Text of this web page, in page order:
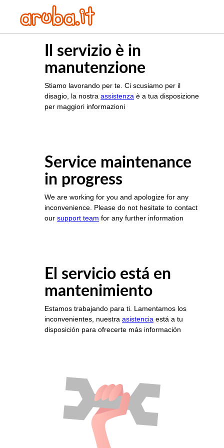
Il servizio è in
manutenzione
Stiamo lavorando per te. Ci scusiamo per il
disagio, la nostra assistenza è a tua disposizione
per maggiori informazioni
Service maintenance
in progress
We are working for you and apologize for any
inconvenience. Please do not hesitate to contact
our support team for any further information
El servicio está en
mantenimiento
Estamos trabajando para ti. Lamentamos los
inconvenientes, nuestra asistencia está a tu
disposición para ofrecerte más información